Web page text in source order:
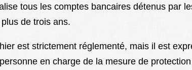
tous les comptes bancaires détenus par
de trois ans.
est strictement réglementé, mais il est
en charge de la mesure de